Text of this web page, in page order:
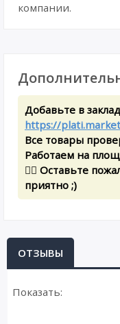
компании.
Добавьте в
https://
Все товары
Работаем на
✍🏻 Оставьте
приятно ;)
ОТЗЫВЫ
Показать: